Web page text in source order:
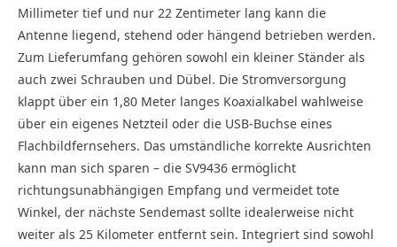
Millimeter tief und nur 22 Zentimeter lang kann die
Antenne liegend, stehend oder hängend betrieben werden.
Zum Lieferumfang gehören sowohl ein kleiner Ständer als
auch zwei Schrauben und Dübel. Die Stromversorgung
klappt über ein 1,80 Meter langes Koaxialkabel wahlweise
über ein eigenes Netzteil oder die USB-Buchse eines
Flachbildfernsehers. Das umständliche korrekte Ausrichten
kann man sich sparen – die SV9436 ermöglicht
richtungsunabhängigen Empfang und vermeidet tote
Winkel, der nächste Sendemast sollte idealerweise nicht
weiter als 25 Kilometer entfernt sein. Integriert sind sowohl